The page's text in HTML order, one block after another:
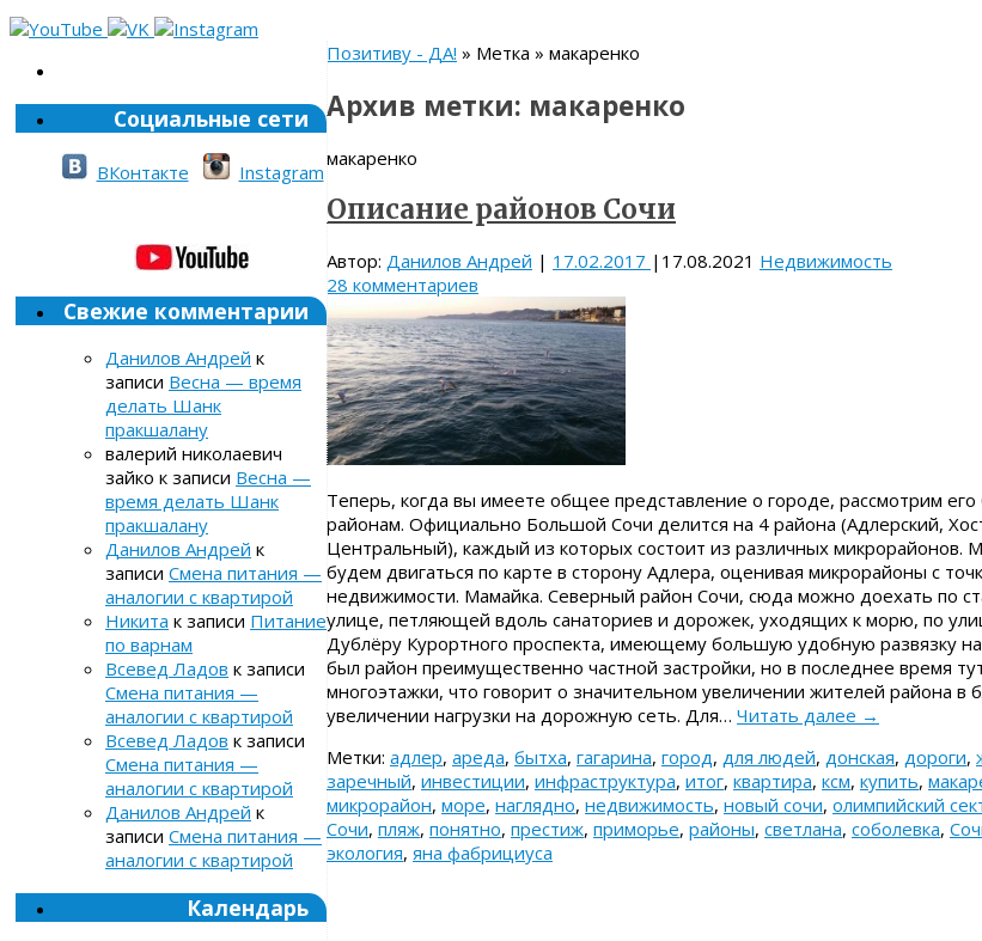
Позитиву - ДА! » Метка » макаренко
Архив метки: макаренко
макаренко
Описание районов Сочи
Автор: Данилов Андрей | 17.02.2017 | 17.08.2021 Недвижимость
28 комментариев
Теперь, когда вы имеете общее представление о городе, рассмотрим
районам. Официально Большой Сочи делится на 4 района (Адлерский,
Центральный), каждый из которых состоит из различных микрорайонов.
будем двигаться по карте в сторону Адлера, оценивая микрорайоны с
недвижимости. Мамайка. Северный район Сочи, сюда можно доехать по
улице, петляющей вдоль санаториев и дорожек, уходящих к морю, по
Дублёру Курортного проспекта, имеющему большую удобную развязку
был район преимущественно частной застройки, но в последнее время
многоэтажки, что говорит о значительном увеличении жителей района
увеличении нагрузки на дорожную сеть. Для… Читать далее →
Метки: адлер, ареда, бытха, гагарина, город, для людей, донская, дороги,
заречный, инвестиции, инфраструктура, итог, квартира, ксм, купить,
микрорайон, море, наглядно, недвижимость, новый сочи, олимпийский
Сочи, пляж, понятно, престиж, приморье, районы, светлана, соболевка,
экология, яна фабрициуса
Социальные сети
ВКонтакте Instagram
Свежие комментарии
Данилов Андрей к
записи Весна — время
делать Шанк
пракшалану
валерий николаевич
зайко к записи Весна —
время делать Шанк
пракшалану
Данилов Андрей к
записи Смена питания —
аналогии с квартирой
Никита к записи Питание
по варнам
Всевед Ладов к записи
Смена питания —
аналогии с квартирой
Всевед Ладов к записи
Смена питания —
аналогии с квартирой
Данилов Андрей к
записи Смена питания —
аналогии с квартирой
Календарь